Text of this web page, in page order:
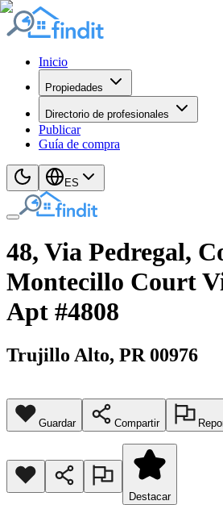
Inicio
Propiedades
Directorio de profesionales
Publicar
Guía de compra
ES
48, Via Pedregal,
Montecillo Court
Apt #4808
Trujillo Alto, PR 00976
Guardar Compartir
Destacar